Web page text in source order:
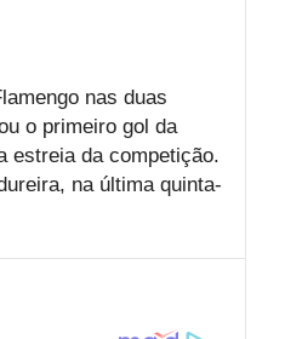
nas duas
o primeiro gol da
estreia da competição.
na última quinta-